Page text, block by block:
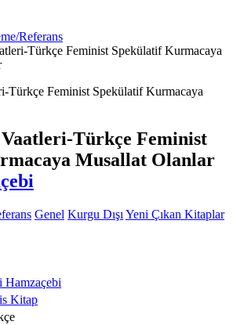
Referans
Türkçe Feminist Spekülatif Kurmacaya
Türkçe Feminist
Musallat Olanlar
Genel Kurgu Dışı Yeni Çıkan Kitaplar
Hamzaçebi
Kitap